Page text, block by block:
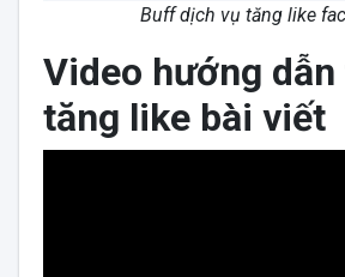
Buff dịch vụ tăng like
Video hướng
tăng like bài viết